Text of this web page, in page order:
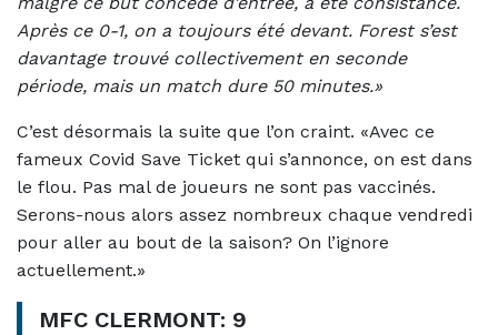
Après ce 0-1, on a toujours été devant. Forest s’est
davantage trouvé collectivement en seconde
période, mais un match dure 50 minutes.»
C’est désormais la suite que l’on craint. «Avec ce
fameux Covid Save Ticket qui s’annonce, on est dans
le flou. Pas mal de joueurs ne sont pas vaccinés.
Serons-nous alors assez nombreux chaque vendredi
pour aller au bout de la saison? On l’ignore
actuellement.»
MFC CLERMONT: 9